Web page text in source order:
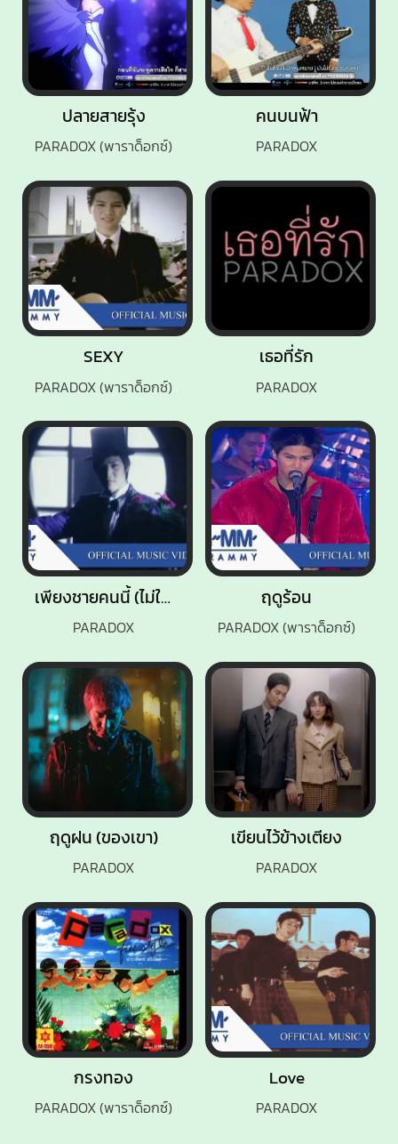
ฤดูร้อน
PARADOX (พาราด็อกซ์)
ฤดูฝน (ของเขา)
PARADOX
SEXY
PARADOX (พาราด็อกซ์)
ปลายสายรุ้ง
PARADOX (พาราด็อกซ์)
กรงทอง
PARADOX (พาราด็อกซ์)
เขียนไว้ข้างเตียง
PARADOX
เพียงชายคนนี้ (ไม่ใช่ผู้วิเศษ)
PARADOX
คนบนฟ้า
PARADOX
เธอที่รัก
PARADOX
Love
PARADOX